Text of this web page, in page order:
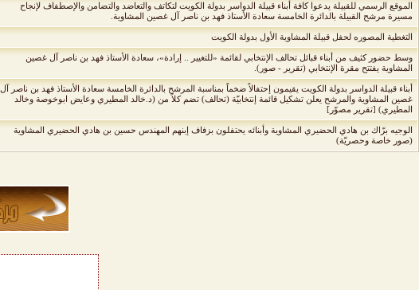
الموقع الرسمي للقبيلة يدعوا كافة أبناء قبيلة الدواسر بدولة الكويت لتكاتف والتعاضد والتضامن والإصطفاف لإنجاح
مسيرة مرشح القبيلة بالدائرة الخامسة سعادة الأستاذ فهد بن ناصر آل غصين المشاوية.
التغطية المصوره لحفل قبيلة المشاوية الأول بدولة الكويت
وسط حضور كثيف من أبناء قبائل تحالف الإنتخابي لقائمة «للتغيير .. إرادة»، سعادة الأستاذ فهد بن ناصر آل غصين
المشاوية يفتتح مقرة الإنتخابي (تقرير - صور).
أبناء قبيلة الدواسر بدولة الكويت يقيمون إحتفالاً ضخماً بمناسبة المرشح بالدائرة الخامسة سعادة الأستاذ فهد بن ناصر آل
غصين المشاوية والمرشح يعلن تشكيل قائمة إنتخابيّة (تحالف) تضم كلاً من (د.خالد المطيري وعايض ابوخوصة وخالد
المطيري) [تقرير مصوّر]
الوجيه برّاك بن هادي الحضيري المشاوية وأبنائه يحتفلون بزفاف إبنهم المهندس حسين بن هادي الحضيري المشاوية
(صور خاصة وحصريّة)